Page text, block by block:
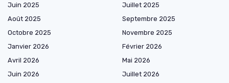
Juin 2025
Juillet 2025
Août 2025
Septembre 2025
Octobre 2025
Novembre 2025
Janvier 2026
Février 2026
Avril 2026
Mai 2026
Juin 2026
Juillet 2026